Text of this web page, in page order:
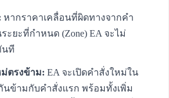
หากราคาเคลื่อนที่ผิดทางจากคำ
ะยะที่กำหนด (Zone) EA จะไม่
นที
ม่ตรงข้าม: EA จะเปิดคำสั่งใหม่ใน
นข้ามกับคำสั่งแรก พร้อมทั้งเพิ่ม